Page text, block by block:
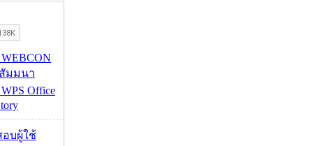
WEBCON
มมนา
Office
อบผู้ใช้